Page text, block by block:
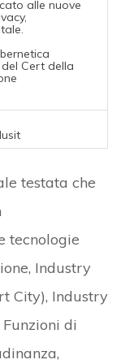
alle nuove
Cert della
testata che
tecnologie
Industry
City), Industry
di